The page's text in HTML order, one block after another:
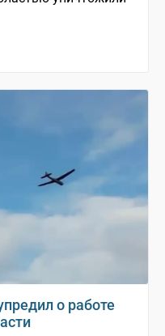
о работе